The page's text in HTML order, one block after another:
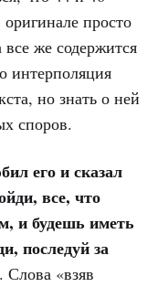
просто
же содержится
интерполяция
но знать о ней
споров.
его и сказал
все, что
и будешь иметь
последуй за
«взяв